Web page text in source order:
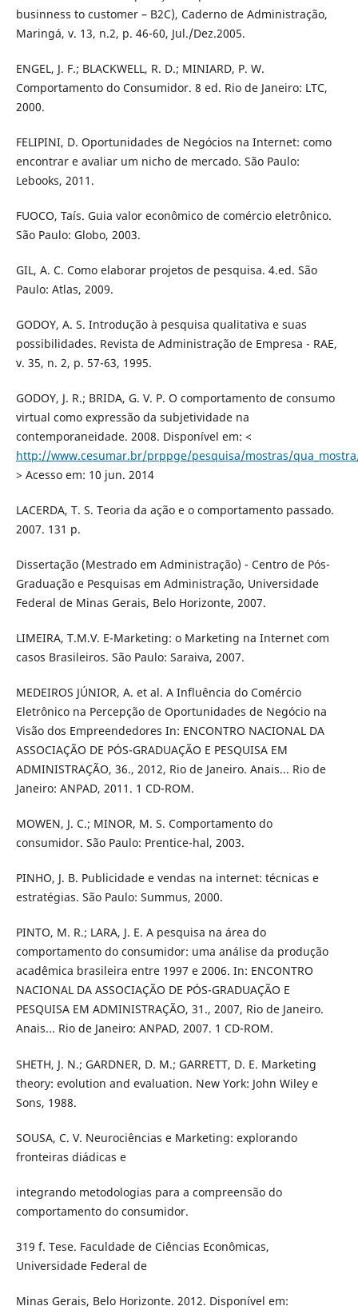
businness to customer – B2C), Caderno de Administração,
Maringá, v. 13, n.2, p. 46-60, Jul./Dez.2005.
ENGEL, J. F.; BLACKWELL, R. D.; MINIARD, P. W.
Comportamento do Consumidor. 8 ed. Rio de Janeiro: LTC,
2000.
FELIPINI, D. Oportunidades de Negócios na Internet: como
encontrar e avaliar um nicho de mercado. São Paulo:
Lebooks, 2011.
FUOCO, Taís. Guia valor econômico de comércio eletrônico.
São Paulo: Globo, 2003.
GIL, A. C. Como elaborar projetos de pesquisa. 4.ed. São
Paulo: Atlas, 2009.
GODOY, A. S. Introdução à pesquisa qualitativa e suas
possibilidades. Revista de Administração de Empresa - RAE,
v. 35, n. 2, p. 57-63, 1995.
GODOY, J. R.; BRIDA, G. V. P. O comportamento de consumo
virtual como expressão da subjetividade na
contemporaneidade. 2008. Disponível em: <
http://www.cesumar.br/prppge/pesquisa/mostras/
> Acesso em: 10 jun. 2014
LACERDA, T. S. Teoria da ação e o comportamento passado.
2007. 131 p.
Dissertação (Mestrado em Administração) - Centro de Pós-
Graduação e Pesquisas em Administração, Universidade
Federal de Minas Gerais, Belo Horizonte, 2007.
LIMEIRA, T.M.V. E-Marketing: o Marketing na Internet com
casos Brasileiros. São Paulo: Saraiva, 2007.
MEDEIROS JÚNIOR, A. et al. A Influência do Comércio
Eletrônico na Percepção de Oportunidades de Negócio na
Visão dos Empreendedores In: ENCONTRO NACIONAL DA
ASSOCIAÇÃO DE PÓS-GRADUAÇÃO E PESQUISA EM
ADMINISTRAÇÃO, 36., 2012, Rio de Janeiro. Anais... Rio de
Janeiro: ANPAD, 2011. 1 CD-ROM.
MOWEN, J. C.; MINOR, M. S. Comportamento do
consumidor. São Paulo: Prentice-hal, 2003.
PINHO, J. B. Publicidade e vendas na internet: técnicas e
estratégias. São Paulo: Summus, 2000.
PINTO, M. R.; LARA, J. E. A pesquisa na área do
comportamento do consumidor: uma análise da produção
acadêmica brasileira entre 1997 e 2006. In: ENCONTRO
NACIONAL DA ASSOCIAÇÃO DE PÓS-GRADUAÇÃO E
PESQUISA EM ADMINISTRAÇÃO, 31., 2007, Rio de Janeiro.
Anais... Rio de Janeiro: ANPAD, 2007. 1 CD-ROM.
SHETH, J. N.; GARDNER, D. M.; GARRETT, D. E. Marketing
theory: evolution and evaluation. New York: John Wiley e
Sons, 1988.
SOUSA, C. V. Neurociências e Marketing: explorando
fronteiras diádicas e
integrando metodologias para a compreensão do
comportamento do consumidor.
319 f. Tese. Faculdade de Ciências Econômicas,
Universidade Federal de
Minas Gerais, Belo Horizonte. 2012. Disponível em: